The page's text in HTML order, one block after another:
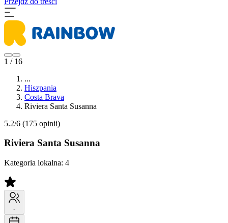
1 / 16
...
Hiszpania
Costa Brava
Riviera Santa Susanna
5.2/6 (175 opinii)
Riviera Santa Susanna
Kategoria lokalna: 4
-